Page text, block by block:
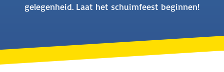
gelegenheid. Laat het schuimfeest beginnen!